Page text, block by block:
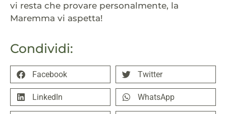
Condividi:
Facebook Twitter
LinkedIn WhatsApp
vi resta che provare personalmente, la
Maremma vi aspetta!